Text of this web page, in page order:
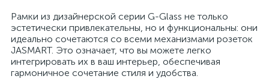
Рамки из дизайнерской серии G-Glass не только
эстетически привлекательны, но и функциональны: они
идеально сочетаются со всеми механизмами розеток
JASMART. Это означает, что вы можете легко
интегрировать их в ваш интерьер, обеспечивая
гармоничное сочетание стиля и удобства.